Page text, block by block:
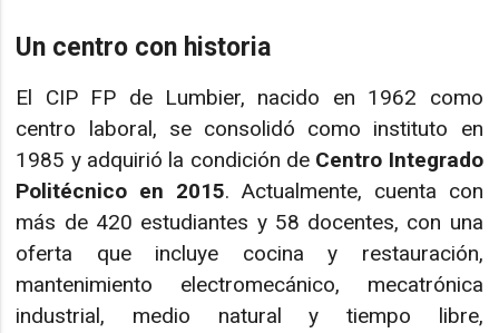
Un centro con historia
El CIP FP de Lumbier, nacido en 1962 como
centro laboral, se consolidó como instituto en
1985 y adquirió la condición de Centro Integrado
Politécnico en 2015. Actualmente, cuenta con
más de 420 estudiantes y 58 docentes, con una
oferta que incluye cocina y restauración,
mantenimiento electromecánico, mecatrónica
industrial, medio natural y tiempo libre,